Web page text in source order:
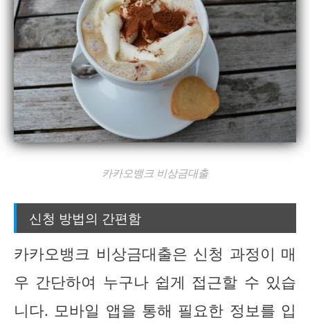
카카오뱅크 비상금대출
신청 방법의 간편함
카카오뱅크 비상금대출은 신청 과정이 매
우 간단하여 누구나 쉽게 접근할 수 있습
니다. 모바일 앱을 통해 필요한 정보를 입